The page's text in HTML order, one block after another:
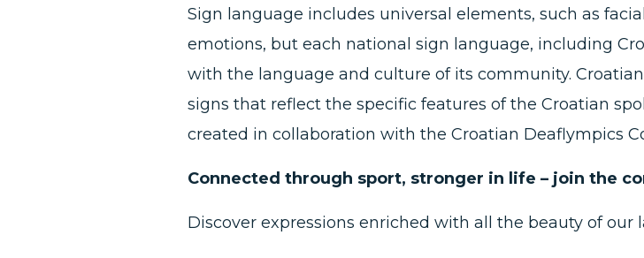
Sign language includes universal elements, such as
emotions, but each national sign language, including
with the language and culture of its community.
signs that reflect the specific features of the Croatian
created in collaboration with the Croatian Deaflympics
Connected through sport, stronger in life – join the
Discover expressions enriched with all the beauty of our